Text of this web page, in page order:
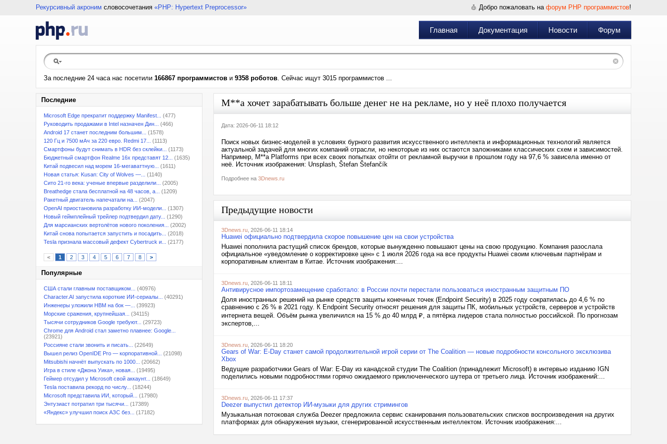
Рекурсивный акроним словосочетания «PHP: Hypertext Preprocessor» Добро пожаловать на форум PHP программистов!
Главная Документация Новости Форум
За последние 24 часа нас посетили 166867 программистов и 9358 роботов. Сейчас ищут 3015 программистов ...
Последние
Microsoft Edge прекратит поддержку Manifest...
(477)
Руководить продажами в Intel назначен Дин...
(466)
Android 17 станет последним большим...
(1578)
120 Гц и 7500 мАч за 220 евро. Redmi 17...
(1113)
Смартфоны будут снимать в HDR без склейки...
(1173)
Бюджетный смартфон Realme 16x представят 12...
(1635)
Китай подвесил над морем 16-мегаваттную...
(1611)
Новая статья: Kusan: City of Wolves —...
(1140)
Сито 21-го века: ученые впервые разделили...
(2005)
Breathedge стала бесплатной на 48 часов, а...
(1209)
Ракетный двигатель напечатали на...
(2047)
OpenAI приостановила разработку ИИ-модели...
(1307)
Новый геймплейный трейлер подтвердил дату...
(1290)
Для марсианских вертолётов нового поколения...
(2002)
Китай снова попытается запустить и посадить...
(2018)
Tesla признала массовый дефект Cybertruck и...
(2177)
< 1 2 3 4 5 6 7 8 >
Популярные
США стали главным поставщиком...
(40976)
Character.AI запустила короткие ИИ-сериалы...
(40291)
Инженеры уложили HBM на бок —...
(39923)
Морские сражения, крупнейшая...
(34115)
Тысячи сотрудников Google требуют...
(29723)
Chrome для Android стал заметно плавнее: Google...
(23921)
Россияне стали звонить и писать...
(22649)
Вышел релиз OpenIDE Pro — корпоративной...
(21098)
Mitsubishi начнёт выпускать по 1000...
(20662)
Игра в стиле «Джона Уика», новая...
(19495)
Геймер отсудил у Microsoft свой аккаунт...
(18649)
Tesla поставила рекорд по числу...
(18244)
Microsoft представила ИИ, который...
(17980)
Энтузиаст потратил три тысячи...
(17389)
«Яндекс» улучшил поиск АЗС без...
(17182)
M**a хочет зарабатывать больше денег не на рекламе, но у неё плохо получается
Дата: 2026-06-11 18:12
Поиск новых бизнес-моделей в условиях бурного развития искусственного интеллекта и информационных технологий является
актуальной задачей для многих компаний отрасли, но некоторые из них остаются заложниками классических схем и зависимостей.
Например, M**a Platforms при всех своих попытках отойти от рекламной выручки в прошлом году на 97,6 % зависела именно от
неё. Источник изображения: Unsplash, Štefan Štefančík
Подробнее на 3Dnews.ru
Предыдущие новости
3Dnews.ru , 2026-06-11 18:14
Huawei официально подтвердила скорое повышение цен на свои устройства
Huawei пополнила растущий список брендов, которые вынужденно повышают цены на свою продукцию. Компания разослала
официальное «уведомление о корректировке цен» с 1 июля 2026 года на все продукты Huawei своим ключевым партнёрам и
корпоративным клиентам в Китае. Источник изображения:...
3Dnews.ru , 2026-06-11 18:11
Антивирусное импортозамещение сработало: в России почти перестали пользоваться иностранным защитным ПО
Доля иностранных решений на рынке средств защиты конечных точек (Endpoint Security) в 2025 году сократилась до 4,6 % по
сравнению с 26 % в 2021 году. К Endpoint Security относят решения для защиты ПК, мобильных устройств, серверов и устройств
интернета вещей. Объём рынка увеличился на 15 % до 40 млрд ₽, а пятёрка лидеров стала полностью российской. По прогнозам
экспертов,...
3Dnews.ru , 2026-06-11 18:20
Gears of War: E-Day станет самой продолжительной игрой серии от The Coalition — новые подробности консольного эксклюзива
Xbox
Ведущие разработчики Gears of War: E-Day из канадской студии The Coalition (принадлежит Microsoft) в интервью изданию IGN
поделились новыми подробностями горячо ожидаемого приключенческого шутера от третьего лица. Источник изображений:...
3Dnews.ru , 2026-06-11 17:37
Deezer выпустил детектор ИИ-музыки для других стримингов
Музыкальная потоковая служба Deezer предложила сервис сканирования пользовательских списков воспроизведения на других
платформах для обнаружения музыки, сгенерированной искусственным интеллектом. Источник изображения:...